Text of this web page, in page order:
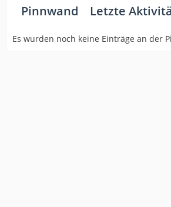
Pinnwand Letzte
Es wurden noch keine Einträge an der